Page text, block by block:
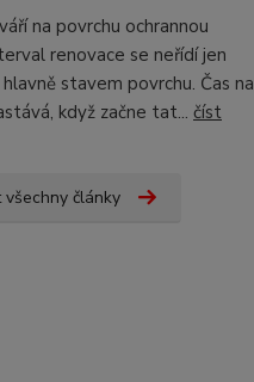
na povrchu ochrannou
renovace se neřídí jen
stavem povrchu. Čas na
když začne tat... číst
všechny články